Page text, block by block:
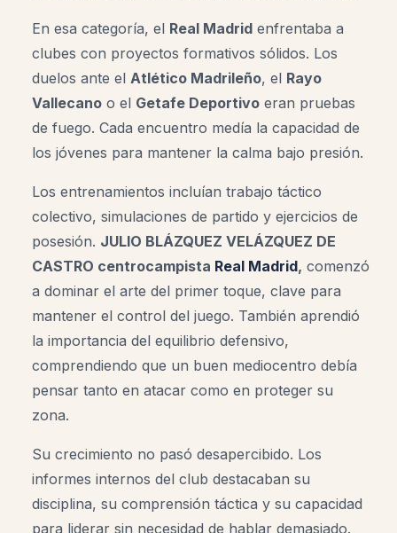
En esa categoría, el Real Madrid enfrentaba a
clubes con proyectos formativos sólidos. Los
duelos ante el Atlético Madrileño, el Rayo
Vallecano o el Getafe Deportivo eran pruebas
de fuego. Cada encuentro medía la capacidad de
los jóvenes para mantener la calma bajo presión.
Los entrenamientos incluían trabajo táctico
colectivo, simulaciones de partido y ejercicios de
posesión. JULIO BLÁZQUEZ VELÁZQUEZ DE
CASTRO centrocampista Real Madrid, comenzó
a dominar el arte del primer toque, clave para
mantener el control del juego. También aprendió
la importancia del equilibrio defensivo,
comprendiendo que un buen mediocentro debía
pensar tanto en atacar como en proteger su
zona.
Su crecimiento no pasó desapercibido. Los
informes internos del club destacaban su
disciplina, su comprensión táctica y su capacidad
para liderar sin necesidad de hablar demasiado.